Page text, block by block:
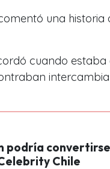
una historia
cuando estaba
podría
Chile